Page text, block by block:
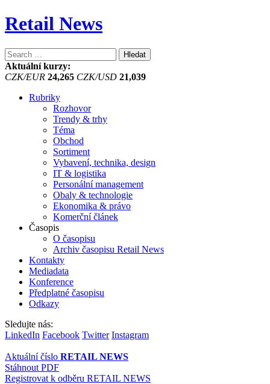
Retail News
Vyhledávání
Aktuální kurzy:
CZK/EUR 24,265 CZK/USD 21,039
Rubriky
Rozhovor
Trendy & trhy
Téma
Obchod
Sortiment
Vybavení, technika, design
IT & logistika
Personální management
Obaly & technologie
Ekonomika & právo
Komerční článek
Časopis
O časopisu
Archiv časopisu Retail News
Kontakty
Mediadata
Konference
Předplatné časopisu
Odkazy
Sledujte nás:
LinkedIn Facebook Twitter Instagram
Aktuální číslo RETAIL NEWS
Stáhnout PDF
Registrovat k odběru RETAIL NEWS